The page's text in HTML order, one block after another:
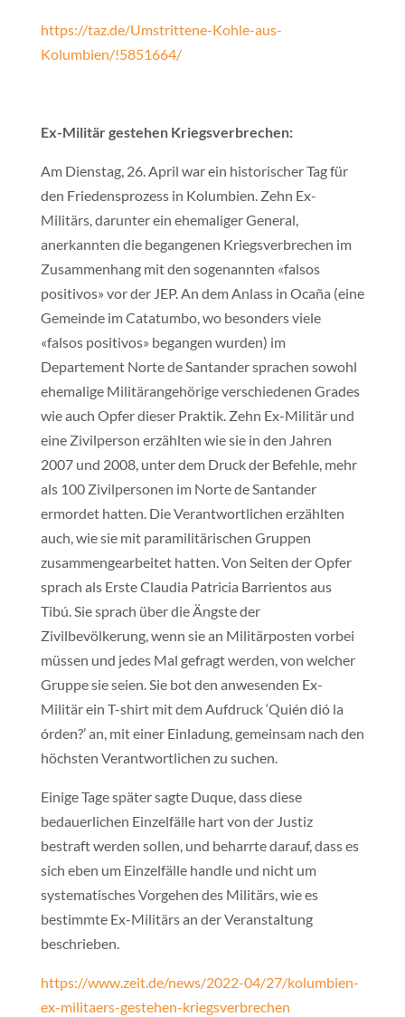
https://taz.de/Umstrittene-Kohle-aus-
Kolumbien/!5851664/
Ex-Militär gestehen Kriegsverbrechen:
Am Dienstag, 26. April war ein historischer Tag für
den Friedensprozess in Kolumbien. Zehn Ex-
Militärs, darunter ein ehemaliger General,
anerkannten die begangenen Kriegsverbrechen im
Zusammenhang mit den sogenannten «falsos
positivos» vor der JEP. An dem Anlass in Ocaña (eine
Gemeinde im Catatumbo, wo besonders viele
«falsos positivos» begangen wurden) im
Departement Norte de Santander sprachen sowohl
ehemalige Militärangehörige verschiedenen Grades
wie auch Opfer dieser Praktik. Zehn Ex-Militär und
eine Zivilperson erzählten wie sie in den Jahren
2007 und 2008, unter dem Druck der Befehle, mehr
als 100 Zivilpersonen im Norte de Santander
ermordet hatten. Die Verantwortlichen erzählten
auch, wie sie mit paramilitärischen Gruppen
zusammengearbeitet hatten. Von Seiten der Opfer
sprach als Erste Claudia Patricia Barrientos aus
Tibú. Sie sprach über die Ängste der
Zivilbevölkerung, wenn sie an Militärposten vorbei
müssen und jedes Mal gefragt werden, von welcher
Gruppe sie seien. Sie bot den anwesenden Ex-
Militär ein T-shirt mit dem Aufdruck ‘Quién dió la
órden?’ an, mit einer Einladung, gemeinsam nach den
höchsten Verantwortlichen zu suchen.
Einige Tage später sagte Duque, dass diese
bedauerlichen Einzelfälle hart von der Justiz
bestraft werden sollen, und beharrte darauf, dass es
sich eben um Einzelfälle handle und nicht um
systematisches Vorgehen des Militärs, wie es
bestimmte Ex-Militärs an der Veranstaltung
beschrieben.
https://www.zeit.de/news/2022-04/27/kolumbien-
ex-militaers-gestehen-kriegsverbrechen